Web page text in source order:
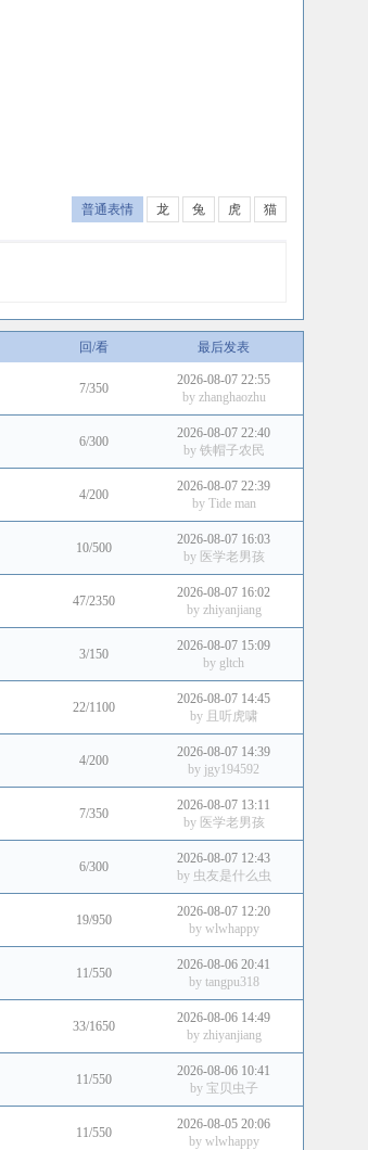
普通表情 龙 兔 虎 猫
回/看 最后发表
7/350
2026-08-07 22:55
by zhanghaozhu
6/300
2026-08-07 22:40
by 铁帽子农民
4/200
2026-08-07 22:39
by Tide man
10/500
2026-08-07 16:03
by 医学老男孩
47/2350
2026-08-07 16:02
by zhiyanjiang
3/150
2026-08-07 15:09
by gltch
22/1100
2026-08-07 14:45
by 且听虎啸
4/200
2026-08-07 14:39
by jgy194592
7/350
2026-08-07 13:11
by 医学老男孩
6/300
2026-08-07 12:43
by 虫友是什么虫
19/950
2026-08-07 12:20
by wlwhappy
11/550
2026-08-06 20:41
by tangpu318
33/1650
2026-08-06 14:49
by zhiyanjiang
11/550
2026-08-06 10:41
by 宝贝虫子
11/550
2026-08-05 20:06
by wlwhappy